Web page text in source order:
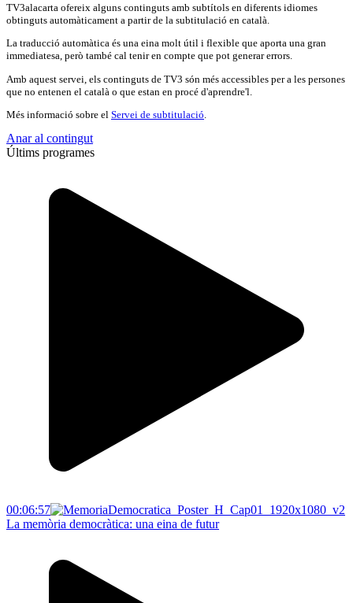
TV3alacarta ofereix alguns continguts amb subtítols en diferents idiomes
obtinguts automàticament a partir de la subtitulació en català.
La traducció automàtica és una eina molt útil i flexible que aporta una gran
immediatesa, però també cal tenir en compte que pot generar errors.
Amb aquest servei, els continguts de TV3 són més accessibles per a les persones
que no entenen el català o que estan en procé d'aprendre'l.
Més informació sobre el Servei de subtitulació
Anar al contingut
Últims programes
00:06:57
La memòria democràtica: una eina de futur